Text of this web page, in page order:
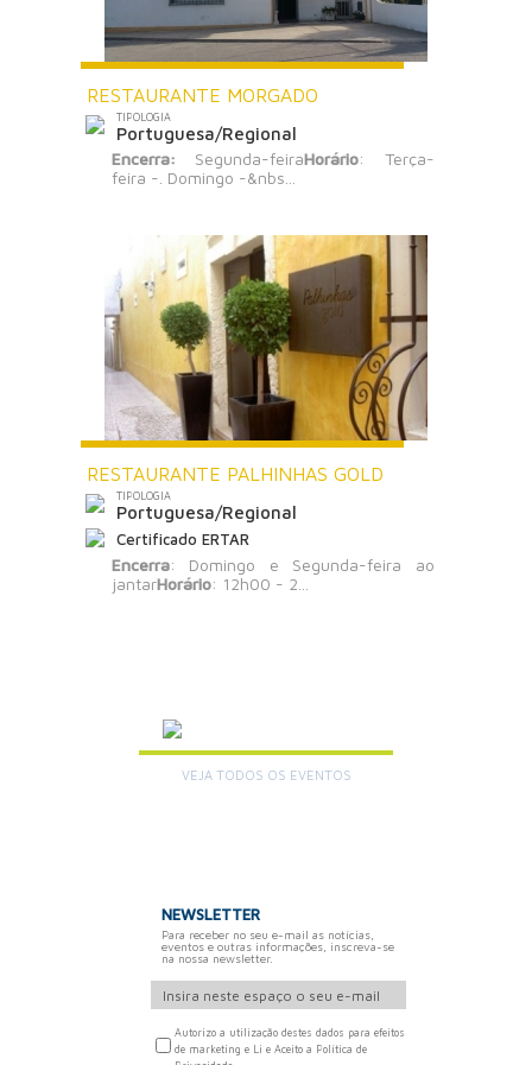
RESTAURANTE MORGADO
TIPOLOGIA
Portuguesa/Regional
Encerra: Segunda-feiraHorário: Terça-
feira -. Domingo -&nbs...
RESTAURANTE PALHINHAS GOLD
TIPOLOGIA
Portuguesa/Regional
Certificado ERTAR
Encerra: Domingo e Segunda-feira ao
jantarHorário: 12h00 - 2...
VEJA TODOS OS EVENTOS
NEWSLETTER
Para receber no seu e-mail as notícias,
eventos e outras informações, inscreva-se
na nossa newsletter.
Autorizo a utilização destes dados para efeitos
de marketing e Li e Aceito a Política de